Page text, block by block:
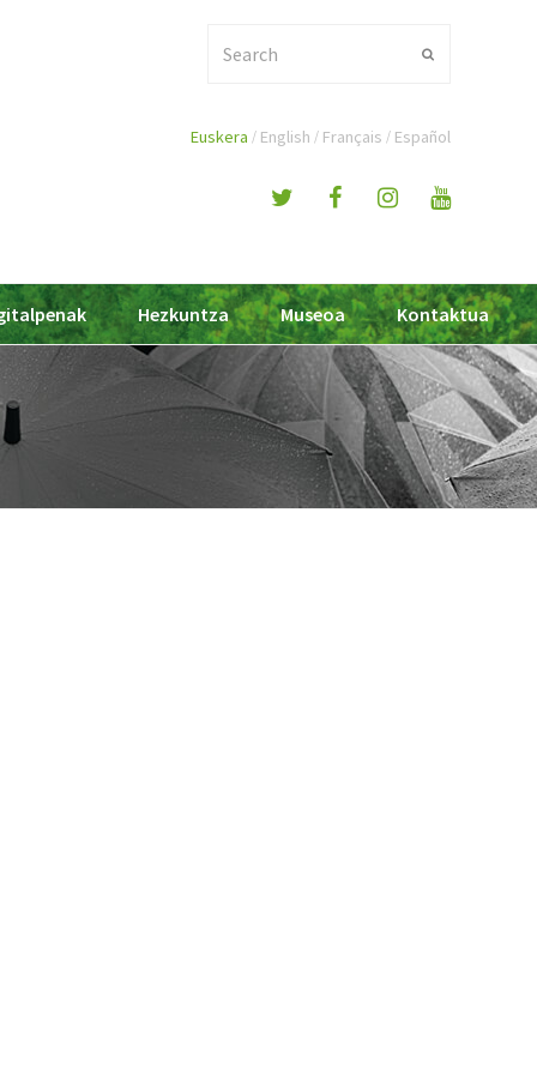
Submit
Euskera English Français Español
Hezkuntza Museoa Kontaktua